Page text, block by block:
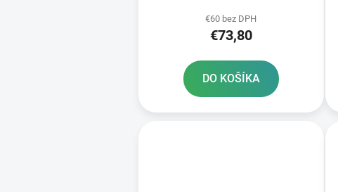
€60 bez DPH
€73,80
DO KOŠÍKA